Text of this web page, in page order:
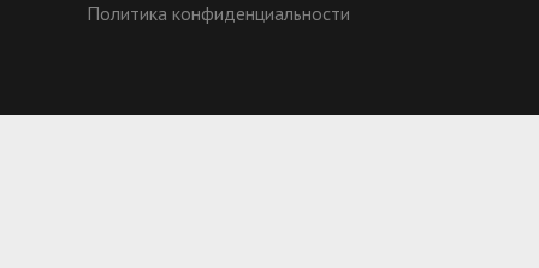
Политика конфиденциальности